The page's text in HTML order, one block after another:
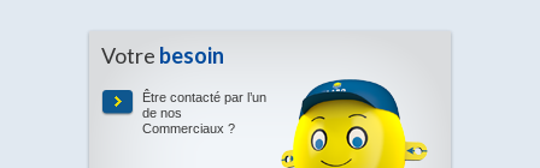
Votre besoin
Être contacté par l’un
de nos
Commerciaux ?